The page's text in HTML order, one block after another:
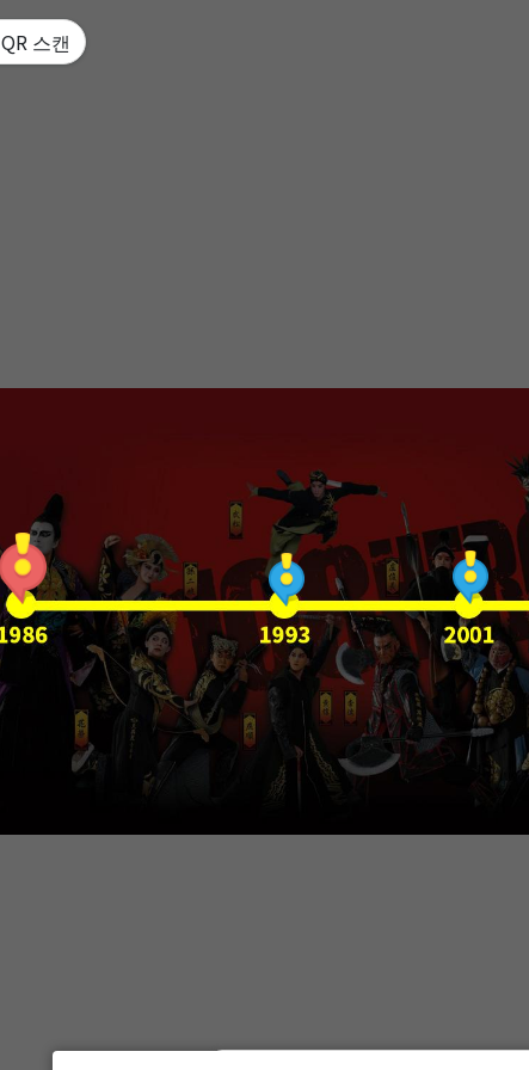
QR 스캔
當代傳奇劇場
當代傳奇劇場
水滸108三部曲
當代傳奇劇場
蛻變
當代傳奇劇場
仲夏夜之夢
當代傳奇劇場
浮士德
當代傳奇劇場